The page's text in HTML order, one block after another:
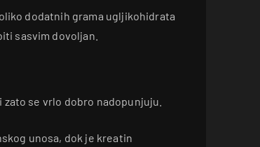
dodatnih grama ugljikohidrata
sasvim dovoljan.
se vrlo dobro nadopunjuju.
unosa, dok je kreatin